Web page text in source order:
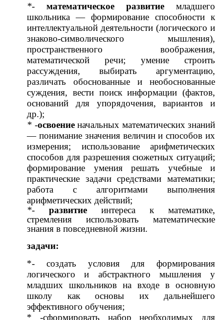
*- математическое развитие младшего
школьника — формирование способности к
интеллектуальной деятельности (логического и
знаково-символического мышления),
пространственного воображения,
математической речи; умение строить
рассуждения, выбирать аргументацию,
различать обоснованные и необоснованные
суждения, вести поиск информации (фактов,
оснований для упорядочения, вариантов и
др.);
* -освоениеначальных математических знаний
— понимание значения величин и способов их
измерения; использование арифметических
способов для разрешения сюжетных ситуаций;
формирование умения решать учебные и
практические задачи средствами математики;
работа с алгоритмами выполнения
арифметических действий;
*- развитие интереса к математике,
стремления использовать математические
знания в повседневной жизни.
задачи:
*- создать условия для формирования
логического и абстрактного мышления у
младших школьников на входе в основную
школу как основы их дальнейшего
эффективного обучения;
* -сформировать набор необходимых для